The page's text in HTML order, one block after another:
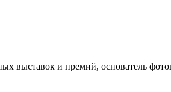
выставок и премий, основатель